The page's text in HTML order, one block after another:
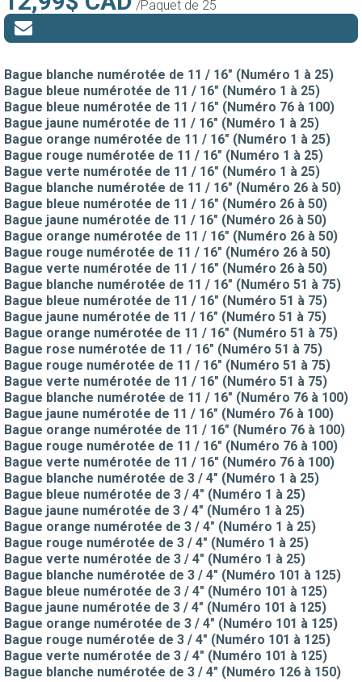
/Paquet de 25
Bague blanche numérotée de 11 / 16" (Numéro 1 à 25)
Bague bleue numérotée de 11 / 16" (Numéro 1 à 25)
Bague bleue numérotée de 11 / 16" (Numéro 76 à 100)
Bague jaune numérotée de 11 / 16" (Numéro 1 à 25)
Bague orange numérotée de 11 / 16" (Numéro 1 à 25)
Bague rouge numérotée de 11 / 16" (Numéro 1 à 25)
Bague verte numérotée de 11 / 16" (Numéro 1 à 25)
Bague blanche numérotée de 11 / 16" (Numéro 26 à 50)
Bague bleue numérotée de 11 / 16" (Numéro 26 à 50)
Bague jaune numérotée de 11 / 16" (Numéro 26 à 50)
Bague orange numérotée de 11 / 16" (Numéro 26 à 50)
Bague rouge numérotée de 11 / 16" (Numéro 26 à 50)
Bague verte numérotée de 11 / 16" (Numéro 26 à 50)
Bague blanche numérotée de 11 / 16" (Numéro 51 à 75)
Bague bleue numérotée de 11 / 16" (Numéro 51 à 75)
Bague jaune numérotée de 11 / 16" (Numéro 51 à 75)
Bague orange numérotée de 11 / 16" (Numéro 51 à 75)
Bague rose numérotée de 11 / 16" (Numéro 51 à 75)
Bague rouge numérotée de 11 / 16" (Numéro 51 à 75)
Bague verte numérotée de 11 / 16" (Numéro 51 à 75)
Bague blanche numérotée de 11 / 16" (Numéro 76 à 100)
Bague jaune numérotée de 11 / 16" (Numéro 76 à 100)
Bague orange numérotée de 11 / 16" (Numéro 76 à 100)
Bague rouge numérotée de 11 / 16" (Numéro 76 à 100)
Bague verte numérotée de 11 / 16" (Numéro 76 à 100)
Bague blanche numérotée de 3 / 4" (Numéro 1 à 25)
Bague bleue numérotée de 3 / 4" (Numéro 1 à 25)
Bague jaune numérotée de 3 / 4" (Numéro 1 à 25)
Bague orange numérotée de 3 / 4" (Numéro 1 à 25)
Bague rouge numérotée de 3 / 4" (Numéro 1 à 25)
Bague verte numérotée de 3 / 4" (Numéro 1 à 25)
Bague blanche numérotée de 3 / 4" (Numéro 101 à 125)
Bague bleue numérotée de 3 / 4" (Numéro 101 à 125)
Bague jaune numérotée de 3 / 4" (Numéro 101 à 125)
Bague orange numérotée de 3 / 4" (Numéro 101 à 125)
Bague rouge numérotée de 3 / 4" (Numéro 101 à 125)
Bague verte numérotée de 3 / 4" (Numéro 101 à 125)
Bague blanche numérotée de 3 / 4" (Numéro 126 à 150)